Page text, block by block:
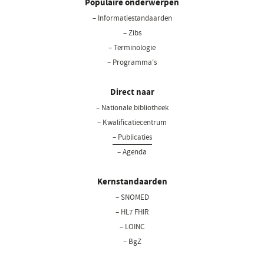
Populaire onderwerpen
– Informatiestandaarden
– Zibs
– Terminologie
– Programma's
Direct naar
– Nationale bibliotheek
– Kwalificatiecentrum
– Publicaties
– Agenda
Kernstandaarden
– SNOMED
– HL7 FHIR
– LOINC
– BgZ